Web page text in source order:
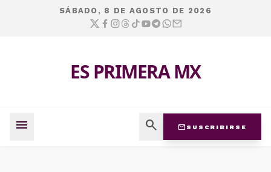
SÁBADO, 8 DE AGOSTO DE 2026
ES PRIMERA MX
menu search mail SUSCRIBIRSE